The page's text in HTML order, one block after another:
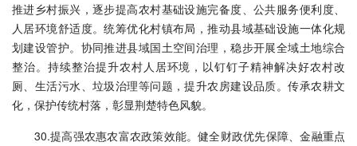
推进乡村振兴，逐步提高农村基础设施完备度、公共服务便利度、
人居环境舒适度。统筹优化村镇布局，推动县域基础设施一体化规
划建设管护。协同推进县域国土空间治理，稳步开展全域土地综合
整治。持续整治提升农村人居环境，以钉钉子精神解决好农村改
厕、生活污水、垃圾治理等问题，提升农房建设品质。传承农耕文
化，保护传统村落，彰显荆楚特色风貌。
30.提高强农惠农富农政策效能。健全财政优先保障、金融重点